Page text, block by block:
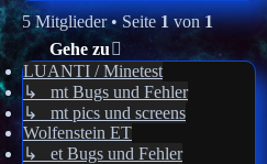
5 Mitglieder • Seite1von1
Gehe zu
LUANTI / Minetest
↳ mt Bugs und Fehler
↳ mt pics und screens
Wolfenstein ET
↳ et Bugs und Fehler